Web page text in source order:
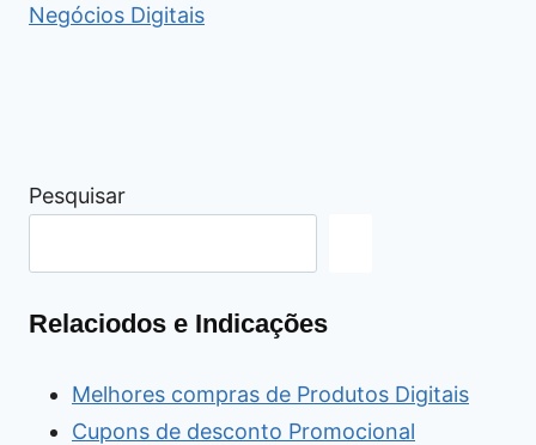
Negócios Digitais
Pesquisar
Relaciodos e Indicações
Melhores compras de Produtos Digitais
Cupons de desconto Promocional